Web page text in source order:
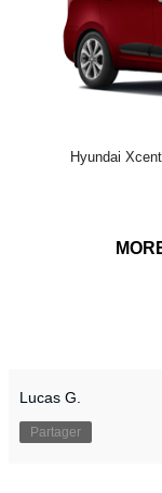
Hyundai
Lucas G.
Partager